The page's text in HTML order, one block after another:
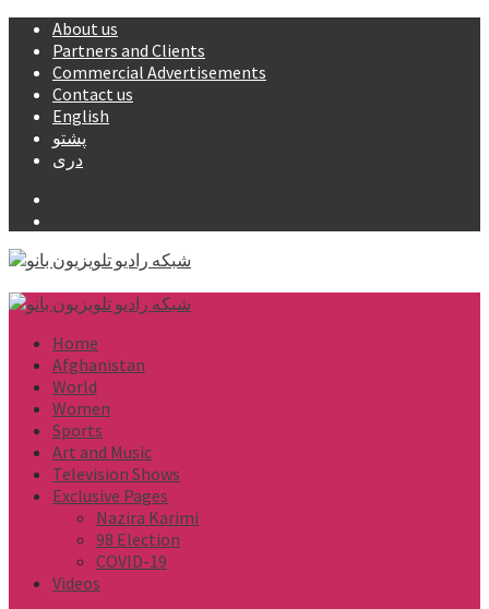
Skip
content
About us
Partners and Clients
Commercial Advertisements
Contact us
English
پشتو
دری
Primary
Home
Afghanistan
World
Women
Sports
Art and Music
Television Shows
Exclusive Pages
Nazira Karimi
98 Election
COVID-19
Videos